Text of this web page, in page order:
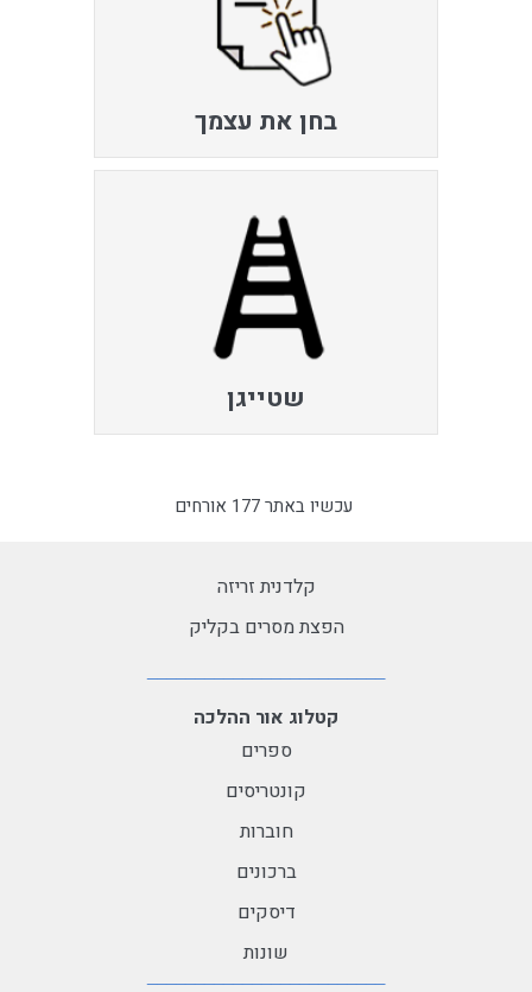
בחן את עצמך
שטייגן
עכשיו באתר 177 אורחים
קלדנית זריזה
הפצת מסרים בקליק
קטלוג אור ההלכה
ספרים
קונטריסים
חוברות
ברכונים
דיסקים
שונות